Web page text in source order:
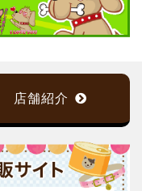
店舗紹介